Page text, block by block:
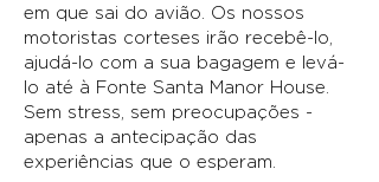
em que sai do avião. Os nossos
motoristas corteses irão recebê-lo,
ajudá-lo com a sua bagagem e levá-
lo até à Fonte Santa Manor House.
Sem stress, sem preocupações -
apenas a antecipação das
experiências que o esperam.